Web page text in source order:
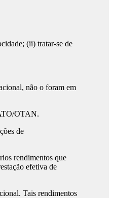
(ii) tratar-se de
não o foram em
OTAN.
de
rendimentos que
efetiva de
Tais rendimentos